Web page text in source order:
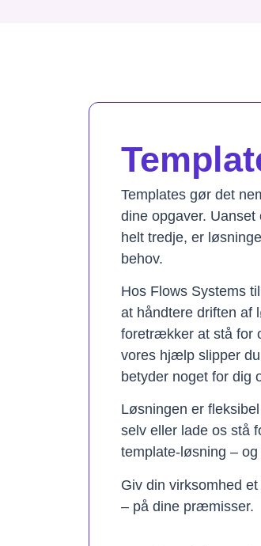
Templates gør det
dine opgaver.
helt tredje, er
behov.
Hos Flows Systems
at håndtere driften af
foretrækker at stå for
vores hjælp slipper
betyder noget for dig
Løsningen er
selv eller lade os stå
template-løsning –
Giv din virksomhed
– på dine præmisser.